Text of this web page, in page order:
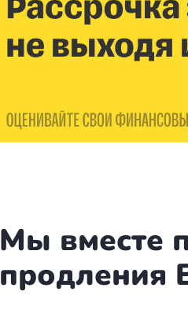
Мы вместе
продления